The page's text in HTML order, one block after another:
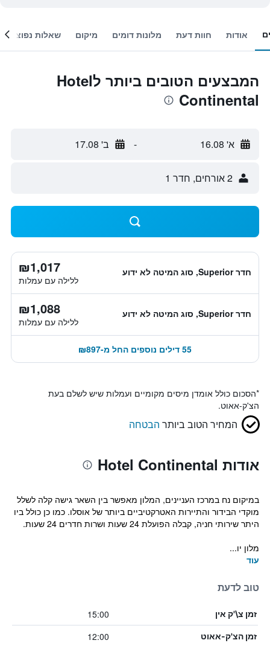
אודות חוות דעת מלונות דומים מיקום שאלות נפוצות
המבצעים הטובים ביותר לHotel
Continental
א' 16.08 - ב' 17.08
2 אורחים, חדר 1
חדר Superior, סוג המיטה לא ידוע ₪1,017
ללילה עם עמלות
חדר Superior, סוג המיטה לא ידוע ₪1,088
ללילה עם עמלות
55 דילים נוספים החל מ-₪897
*הסכום כולל אומדן מיסים מקומיים ועמלות שיש לשלם בעת
הצ'ק-אאוט.
המחיר הטוב ביותר הבטחה
אודות Hotel Continental
במיקום נח במרכז העניינים, המלון מאפשר בין השאר גישה קלה לשלל
מוקדי הבידור והתיירות האטרקטיביים ביותר של אוסלו. כמו כן כולל ביו
היתר שירותי חניה, קבלה הפועלת 24 שעות ושרות חדרים 24 שעות.
מלון יו...
עוד
טוב לדעת
זמן צ\'ק אין 15:00
זמן הצ'ק-אאוט 12:00